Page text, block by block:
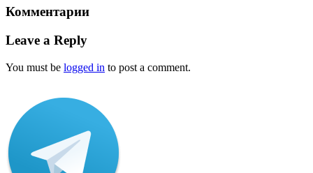
Комментарии
Leave a Reply
You must be logged in to post a comment.